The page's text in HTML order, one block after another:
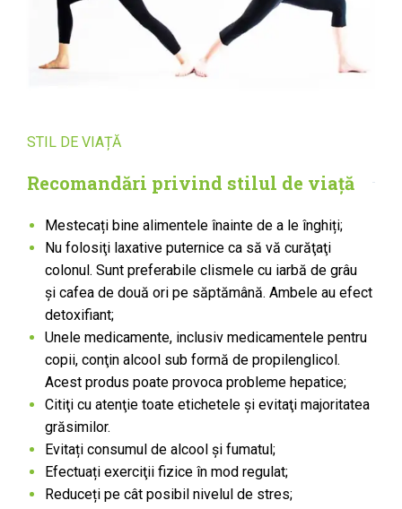
Recomandări privind stilul de viață
Mestecați bine alimentele înainte de a le înghiți;
Nu folosiţi laxative puternice ca să vă curăţaţi
colonul. Sunt preferabile clismele cu iarbă de grâu
şi cafea de două ori pe săptămână. Ambele au efect
detoxifiant;
Unele medicamente, inclusiv medicamentele pentru
copii, conţin alcool sub formă de propilenglicol.
Acest produs poate provoca probleme hepatice;
Citiţi cu atenţie toate etichetele şi evitaţi majoritatea
gră­similor.
Evitați consumul de alcool și fumatul;
Efectuați exerciţii fizice în mod regulat;
Reduceți pe cât posibil nivelul de stres;
STIL DE VIAȚĂ